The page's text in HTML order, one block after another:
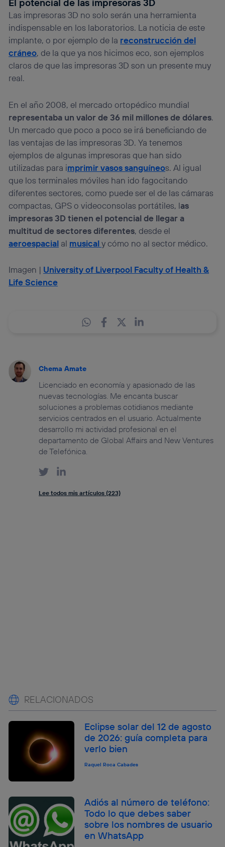
El potencial de las impresoras 3D
Las impresoras 3D no solo serán una herramienta
indispensable en los laboratorios. La noticia de este
implante, o por ejemplo de la reconstrucción del
cráneo, de la que ya nos hicimos eco, son ejemplos
claros de que las impresoras 3D son un presente muy
real.
En el año 2008, el mercado ortopédico mundial
representaba un valor de 36 mil millones de dólares.
Un mercado que poco a poco se irá beneficiando de
las ventajas de las impresoras 3D. Ya tenemos
ejemplos de algunas impresoras que han sido
utilizadas para imprimir vasos sanguíneos. Al igual
que los terminales móviles han ido fagocitando
diferentes sectores, como puede ser el de las cámaras
compactas, GPS o videoconsolas portátiles, las
impresoras 3D tienen el potencial de llegar a
multitud de sectores diferentes, desde el
aeroespacial al musicaly cómo no al sector médico.
Imagen | University of Liverpool Faculty of Health &
Life Science
Chema Amate
Licenciado en economía y apasionado de las
nuevas tecnologías. Me encanta buscar
soluciones a problemas cotidianos mediante
servicios centrados en el usuario. Actualmente
desarrollo mi actividad profesional en el
departamento de Global Affairs and New Ventures
de Telefónica.
Lee todos mis artículos (223)
RELACIONADOS
Eclipse solar del 12 de agosto
de 2026: guía completa para
verlo bien
Raquel Roca Cabades
Adiós al número de teléfono:
Todo lo que debes saber
sobre los nombres de usuario
en WhatsApp